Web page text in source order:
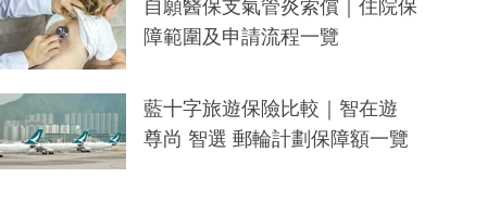
自願醫保支氣管炎索償｜住院保
障範圍及申請流程一覽
藍十字旅遊保險比較｜智在遊
尊尚 智選 郵輪計劃保障額一覽